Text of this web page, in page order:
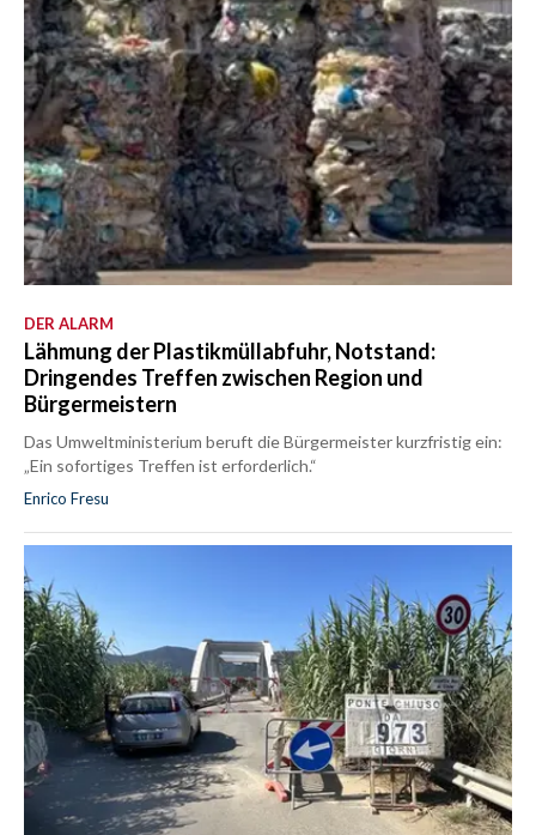
DER ALARM
Lähmung der Plastikmüllabfuhr, Notstand:
Dringendes Treffen zwischen Region und
Bürgermeistern
Das Umweltministerium beruft die Bürgermeister kurzfristig ein:
„Ein sofortiges Treffen ist erforderlich.“
Enrico Fresu